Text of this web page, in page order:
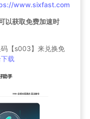
www.sixfast.com
以获取免费加速时
【s003】来兑换免
载